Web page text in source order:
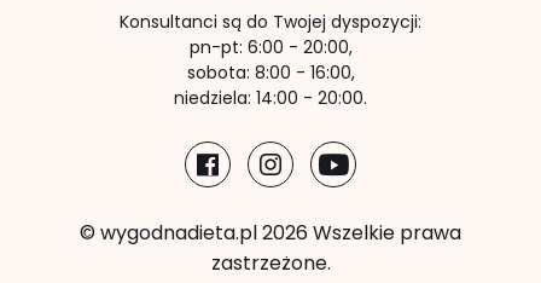
Konsultanci są do Twojej dyspozycji:
pn-pt: 6:00 - 20:00,
sobota: 8:00 - 16:00,
niedziela: 14:00 - 20:00.
© wygodnadieta.pl 2026 Wszelkie prawa
zastrzeżone.